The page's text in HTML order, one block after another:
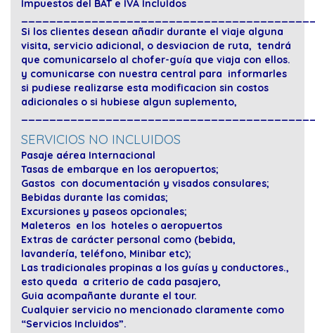
Impuestos del BAT e IVA IncluIdos
Si los clientes desean añadir durante el viaje alguna
visita, servicio adicional, o desviacion de ruta, tendrá
que comunicarselo al chofer-guía que viaja con ellos.
y comunicarse con nuestra central para informarles
si pudiese realizarse esta modificacion sin costos
adicionales o si hubiese algun suplemento,
SERVICIOS NO INCLUIDOS
Pasaje aérea Internacional
Tasas de embarque en los aeropuertos;
Gastos con documentación y visados consulares;
Bebidas durante las comidas;
Excursiones y paseos opcionales;
Maleteros en los hoteles o aeropuertos
Extras de carácter personal como (bebida,
lavandería, teléfono, Minibar etc);
Las tradicionales propinas a los guías y conductores.,
esto queda a criterio de cada pasajero,
Guia acompañante durante el tour.
Cualquier servicio no mencionado claramente como
“Servicios Incluidos”.